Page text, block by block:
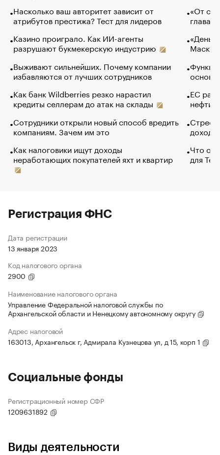
Насколько ваш авторитет зависит от
атрибутов престижа? Тест для лидеров
Казино проиграло. Как ИИ-агенты
разрушают букмекерскую индустрию
Выживают сильнейших. Почему компании
избавляются от лучших сотрудников
Как банк Wildberries резко нарастил
кредиты селлерам до атак на склады
Сотрудники открыли новый способ вредить
компаниям. Зачем им это
Как налоговики ищут доходы
неработающих покупателей яхт и квартир
«От
глава
Маск в
основ
ЕС
нефти
Что
для
Регистрация ФНС
Дата регистрации
13 января 2023
Код налогового органа
2900
Наименование налогового органа
Управление Федеральной налоговой службы по
Архангельской области и Ненецкому автономному округу
Адрес налоговой
163013, Архангельск г, Адмирала Кузнецова ул, д 15, корп 1
Социальные фонды
Регистрационный номер СФР
1209631892
Виды деятельности